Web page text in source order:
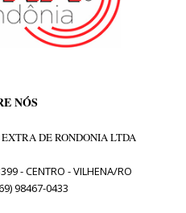
NÓS
DE RONDONIA LTDA
- CENTRO - VILHENA/RO
98467-0433